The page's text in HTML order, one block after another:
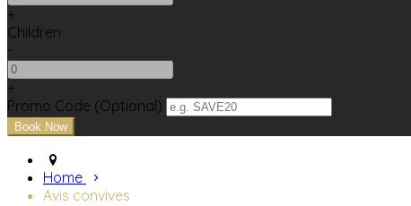
+
Children
-
+
Promo Code (Optional)
Home
Avis convives